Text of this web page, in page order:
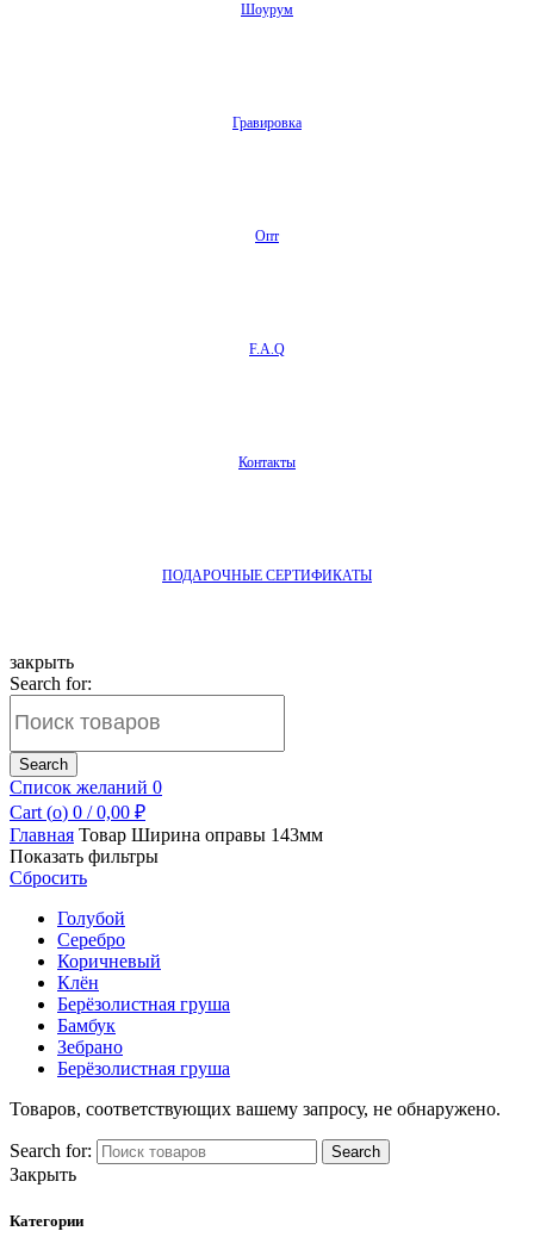
Шоурум
Гравировка
Опт
F.A.Q
Контакты
ПОДАРОЧНЫЕ СЕРТИФИКАТЫ
закрыть
Search for:
Search
Список желаний 0
Cart (o) 0 / 0,00 ₽
Главная Товар Ширина оправы 143мм
Показать фильтры
Сбросить
Голубой
Серебро
Коричневый
Клён
Берёзолистная груша
Бамбук
Зебрано
Берёзолистная груша
Товаров, соответствующих вашему запросу, не обнаружено.
Search for: Search
Закрыть
Категории